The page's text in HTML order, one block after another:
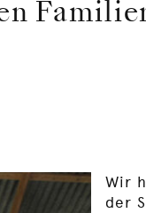
Wir
der